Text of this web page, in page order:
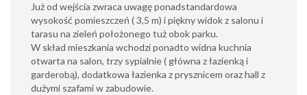
Już od wejścia zwraca uwagę ponadstandardowa
wysokość pomieszczeń ( 3,5 m) i piękny widok z salonu i
tarasu na zieleń położonego tuż obok parku.
W skład mieszkania wchodzi ponadto widna kuchnia
otwarta na salon, trzy sypialnie ( główna z łazienką i
garderobą), dodatkowa łazienka z prysznicem oraz hall z
dużymi szafami w zabudowie.